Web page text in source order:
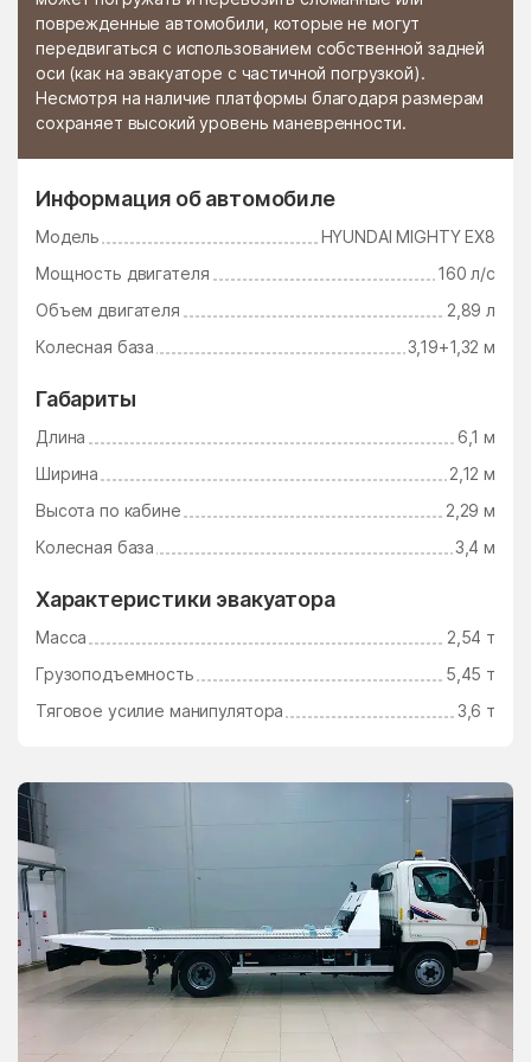
поврежденные автомобили, которые не могут
передвигаться с использованием собственной задней
оси (как на эвакуаторе с частичной погрузкой).
Несмотря на наличие платформы благодаря размерам
сохраняет высокий уровень маневренности.
Информация об автомобиле
Модель
HYUNDAI MIGHTY EX8
Мощность двигателя
160 л/с
Объем двигателя
2,89 л
Колесная база
3,19+1,32 м
Габариты
Длина
6,1 м
Ширина
2,12 м
Высота по кабине
2,29 м
Колесная база
3,4 м
Характеристики эвакуатора
Масса
2,54 т
Грузоподъемность
5,45 т
Тяговое усилие манипулятора
3,6 т
Стромынь Ступино
Сычёво Талдом
Тарасково Тарасовка
Татариново Таширово
Теряево Тимшино
Томилино Троицк
Узуново
Ушаково
Поселение
Фосфоритный Фруктовая
Фрязино Фряново
Хлюпино
Хотьково
центр альной усадьбы
совхоза Озёры
центральной усадьбы
совхоза Мир
Цибино Чайковского
Часцы Чашниково
Челюскинский Чемодурово